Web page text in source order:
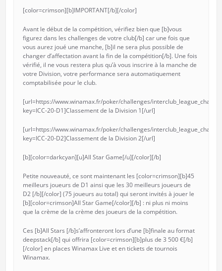
[color=crimson][b]IMPORTANT[/b][/color]
Avant le début de la compétition, vérifiez bien que [b]vous
figurez dans les challenges de votre club[/b] car une fois que
vous aurez joué une manche, [b]il ne sera plus possible de
changer d’affectation avant la fin de la compétition[/b]. Une fois
vérifié, il ne vous restera plus qu’à vous inscrire à la manche de
votre Division, votre performance sera automatiquement
comptabilisée pour le club.
[url=https://www.winamax.fr/poker/challenges/
key=ICC-20-D1]Classement de la Division 1[/url]
[url=https://www.winamax.fr/poker/challenges/
key=ICC-20-D2]Classement de la Division 2[/url]
[b][color=darkcyan][u]All Star Game[/u][/color][/b]
Petite nouveauté, ce sont maintenant les [color=crimson][b]45
meilleurs joueurs de D1 ainsi que les 30 meilleurs joueurs de
D2 [/b][/color] (75 joueurs au total) qui seront invités à jouer le
[b][color=crimson]All Star Game[/color][/b] : ni plus ni moins
que la crème de la crème des joueurs de la compétition.
Ces [b]All Stars [/b]s’affronteront lors d’une [b]finale au format
deepstack[/b] qui offrira [color=crimson][b]plus de 3 500 €[/b]
[/color] en places Winamax Live et en tickets de tournois
Winamax.